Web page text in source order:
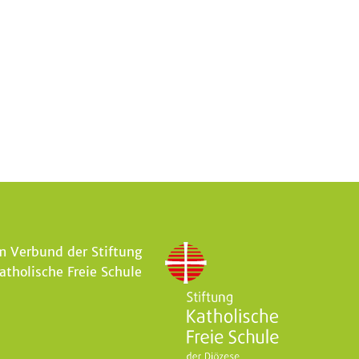
Verbund der Stiftung
Freie Schule